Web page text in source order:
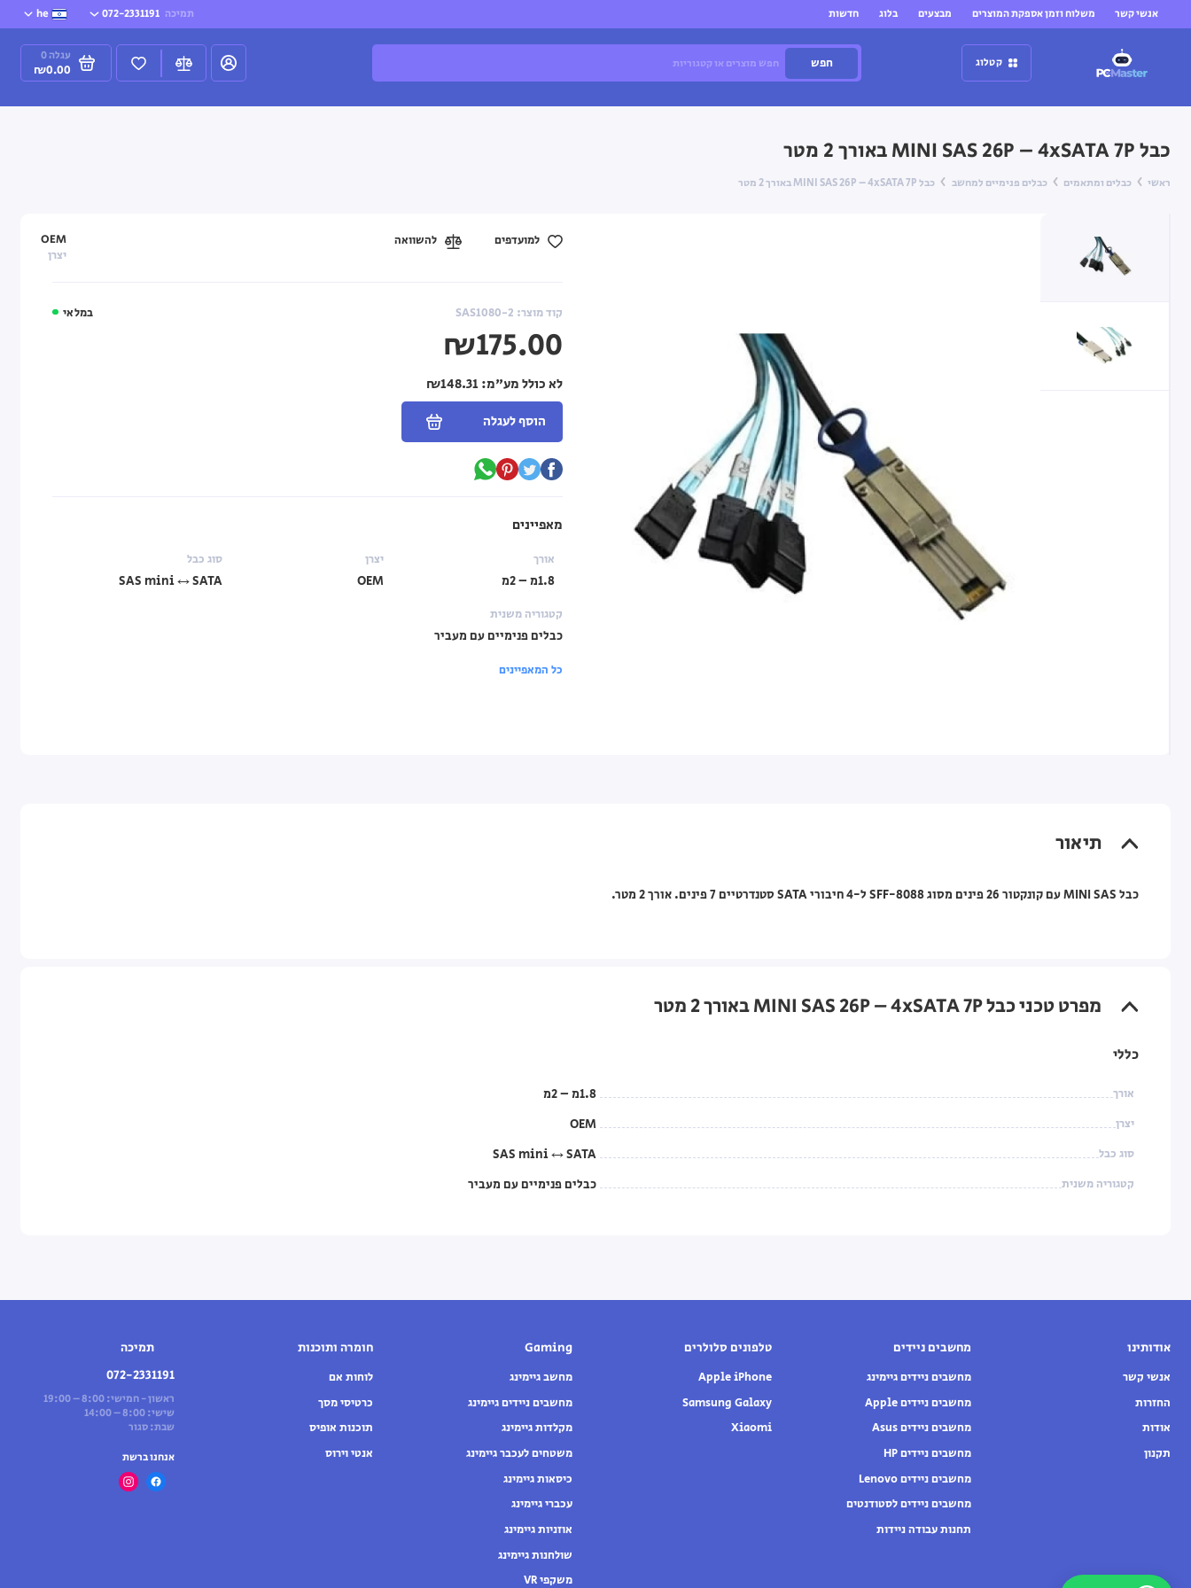
אנשי קשר משלוח וזמן אספקת המוצרים מבצעים בלוג חדשות תמיכה 072-2331191
he
קטלוג חפש עגלה 0
₪0.00
כבל MINI SAS 26P – 4xSATA 7P באורך 2 מטר
ראשי כבלים ומתאמים כבלים פנימיים למחשב כבל MINI SAS 26P – 4xSATA 7P באורך 2 מטר
במלאי קוד מוצר: SAS1080-2
OEM
יצרן
₪175.00
לא כולל מע"מ:
הוסף לעגלה
למועדפים להשוואה
מאפיינים
אורך
1.8מ – 2מ
יצרן
OEM
סוג כבל
SAS mini ↔ SATA
קטגוריה משנית
כבלים פנימיים עם מעביר
כל המאפיינים
תיאור
כבל MINI SAS עם קונקטור 26 פינים מסוג SFF-8088 ל-4 חיבורי SATA סטנדרטיים 7 פינים. אורך 2 מטר.
מפרט טכני כבל MINI SAS 26P – 4xSATA 7P באורך 2 מטר
כללי
אורך 1.8מ – 2מ
יצרן OEM
סוג כבל SAS mini ↔ SATA
קטגוריה משנית כבלים פנימיים עם מעביר
אודותינו
אנשי קשר
החזרות
אודות
תקנון
מחשבים ניידים
מחשבים ניידים גיימינג
מחשבים ניידים Apple
מחשבים ניידים Asus
מחשבים ניידים HP
מחשבים ניידים Lenovo
מחשבים ניידים לסטודנטים
תחנות עבודה ניידות
טלפונים סלולרים
Apple iPhone
Samsung Galaxy
Xiaomi
Gaming
מחשב גיימינג
מחשבים ניידים גיימינג
מקלדות גיימינג
משטחים לעכבר גיימינג
כיסאות גיימינג
עכברי גיימינג
אוזניות גיימינג
שולחנות גיימינג
משקפי VR
חומרה ותוכנות
לוחות אם
כרטיסי מסך
תוכנות אופיס
אנטי וירוס
תמיכה
072-2331191
ראשון - חמישי: 8:00 – 19:00
שישי: 8:00 – 14:00
שבת: סגור
אנחנו ברשת